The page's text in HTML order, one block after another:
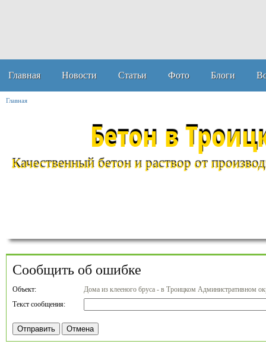
Главная Новости Статьи Фото Блоги
Главная
Бетон в
Качественный бетон и раствор от
Сообщить об ошибке
Объект:
Дома из клееного бруса - в Троицком Административном
Текст сообщения: